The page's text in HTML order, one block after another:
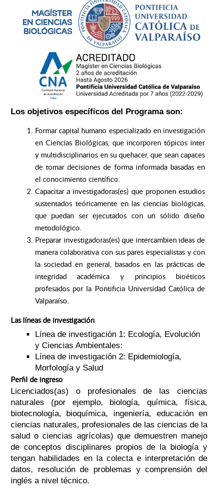
Los objetivos específicos del Programa son:
Formar capital humano especializado en investigación
en Ciencias Biológicas, que incorporen tópicos inter
y multidisciplinarios en su quehacer, que sean capaces
de tomar decisiones de forma informada basadas en
el conocimiento científico.
Capacitar a investigadoras(es) que proponen estudios
sustentados teóricamente en las ciencias biológicas,
que puedan ser ejecutados con un sólido diseño
metodológico.
Preparar investigadoras(es) que intercambien ideas de
manera colaborativa con sus pares especialistas y con
la sociedad en general, basados en las prácticas de
integridad académica y principios bioéticos
profesados por la Pontificia Universidad Católica de
Valparaíso.
Las líneas de investigación
Línea de investigación 1: Ecología, Evolución
y Ciencias Ambientales:
Línea de investigación 2: Epidemiología,
Morfología ySalud
Perfil de ingreso
Licenciados(as) o profesionales de las ciencias
naturales (por ejemplo, biología, química, física,
biotecnología, bioquímica, ingeniería, educación en
ciencias naturales, profesionales de las ciencias de la
salud o ciencias agrícolas) que demuestren manejo
de conceptos disciplinares propios de la biología y
tengan habilidades en la colecta e interpretación de
datos, resolución de problemas y comprensión del
inglés a nivel técnico.